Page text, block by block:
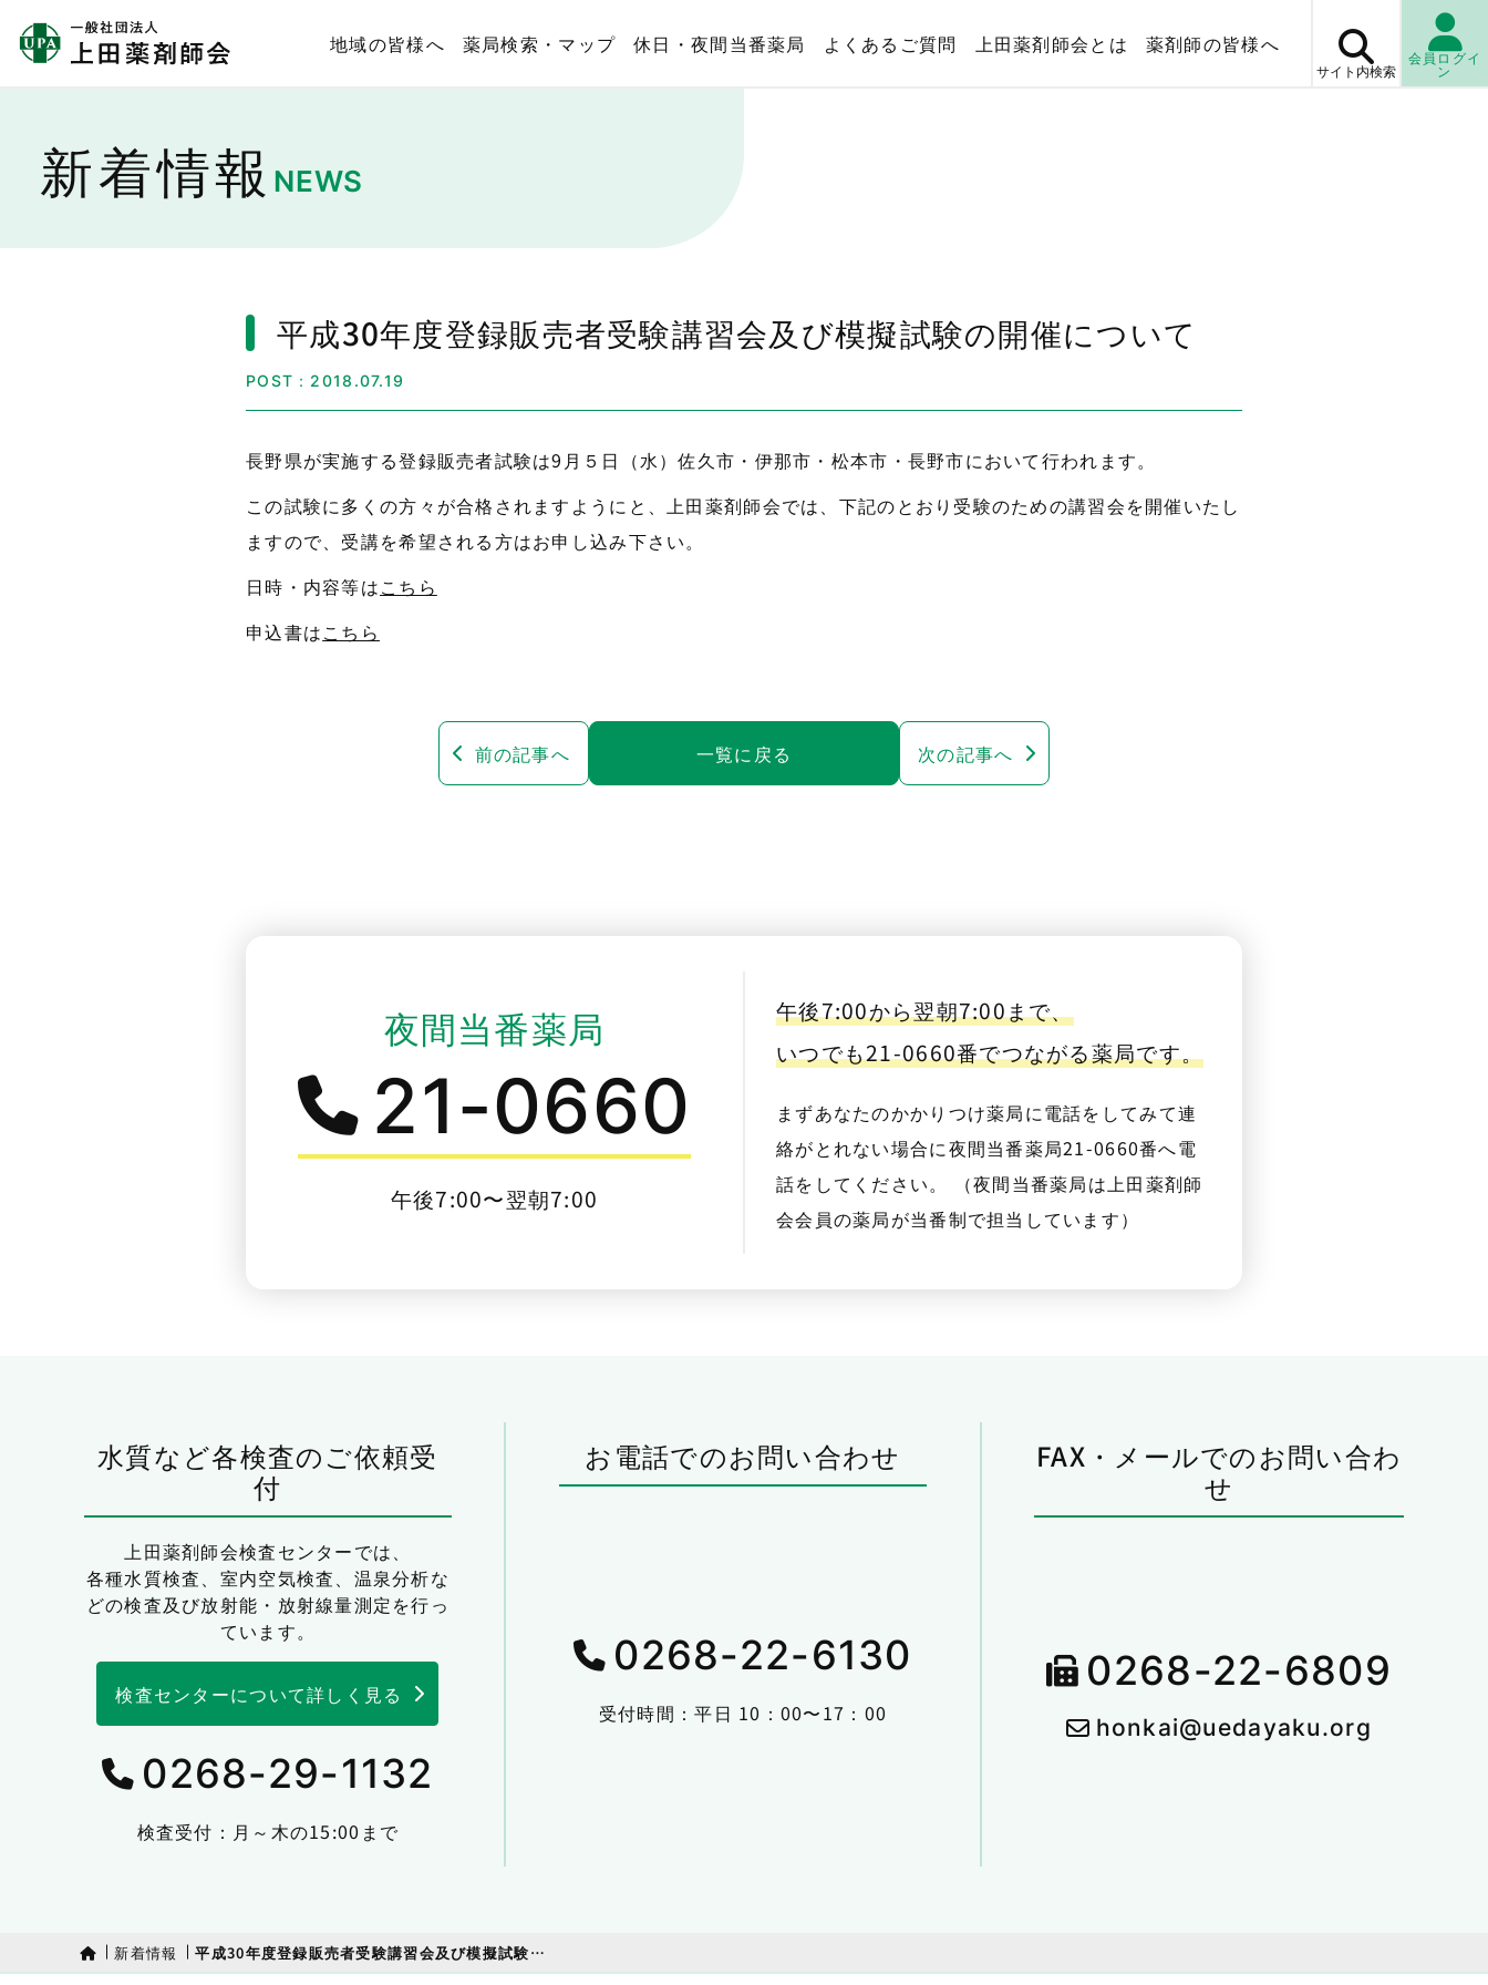
地域の皆様へ 薬局検索・マップ 休日・夜間当番薬局 よくあるご質問 上田薬剤師会とは 薬剤師の皆様へ
サイト内検索
会員ログイ
ン
新着情報 NEWS
平成30年度登録販売者受験講習会及び模擬試験の開催について
POST：2018.07.19
長野県が実施する登録販売者試験は9月５日（水）佐久市・伊那市・松本市・長野市において行われます。
この試験に多くの方々が合格されますようにと、上田薬剤師会では、下記のとおり受験のための講習会を開催いたし
ますので、受講を希望される方はお申し込み下さい。
日時・内容等はこちら
申込書はこちら
前の記事へ 一覧に戻る 次の記事へ
夜間当番薬局
21-0660
午後7:00〜翌朝7:00
午後7:00から翌朝7:00まで、
いつでも21-0660番でつながる薬局です。
まずあなたのかかりつけ薬局に電話をしてみて連
絡がとれない場合に夜間当番薬局21-0660番へ電
話をしてください。 （夜間当番薬局は上田薬剤師
会会員の薬局が当番制で担当しています）
水質など各検査のご依頼受
付
上田薬剤師会検査センターでは、
各種水質検査、室内空気検査、温泉分析な
どの検査及び放射能・放射線量測定を行っ
ています。
検査センターについて詳しく見る
0268-29-1132
検査受付：月～木の15:00まで
お電話でのお問い合わせ
0268-22-6130
受付時間：平日 10：00〜17：00
FAX・メールでのお問い合わ
せ
0268-22-6809
honkai@uedayaku.org
新着情報 平成30年度登録販売者受験講習会及び模擬試験の開催について